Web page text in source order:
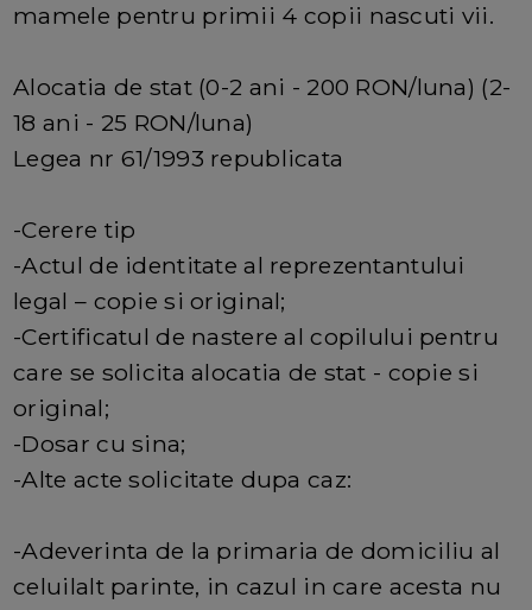
mamele pentru primii 4 copii nascuti vii.
Alocatia de stat (0-2 ani - 200 RON/luna) (2-
18 ani - 25 RON/luna)
Legea nr 61/1993 republicata
-Cerere tip
-Actul de identitate al reprezentantului
legal – copie si original;
-Certificatul de nastere al copilului pentru
care se solicita alocatia de stat - copie si
original;
-Dosar cu sina;
-Alte acte solicitate dupa caz:
-Adeverinta de la primaria de domiciliu al
celuilalt parinte, in cazul in care acesta nu